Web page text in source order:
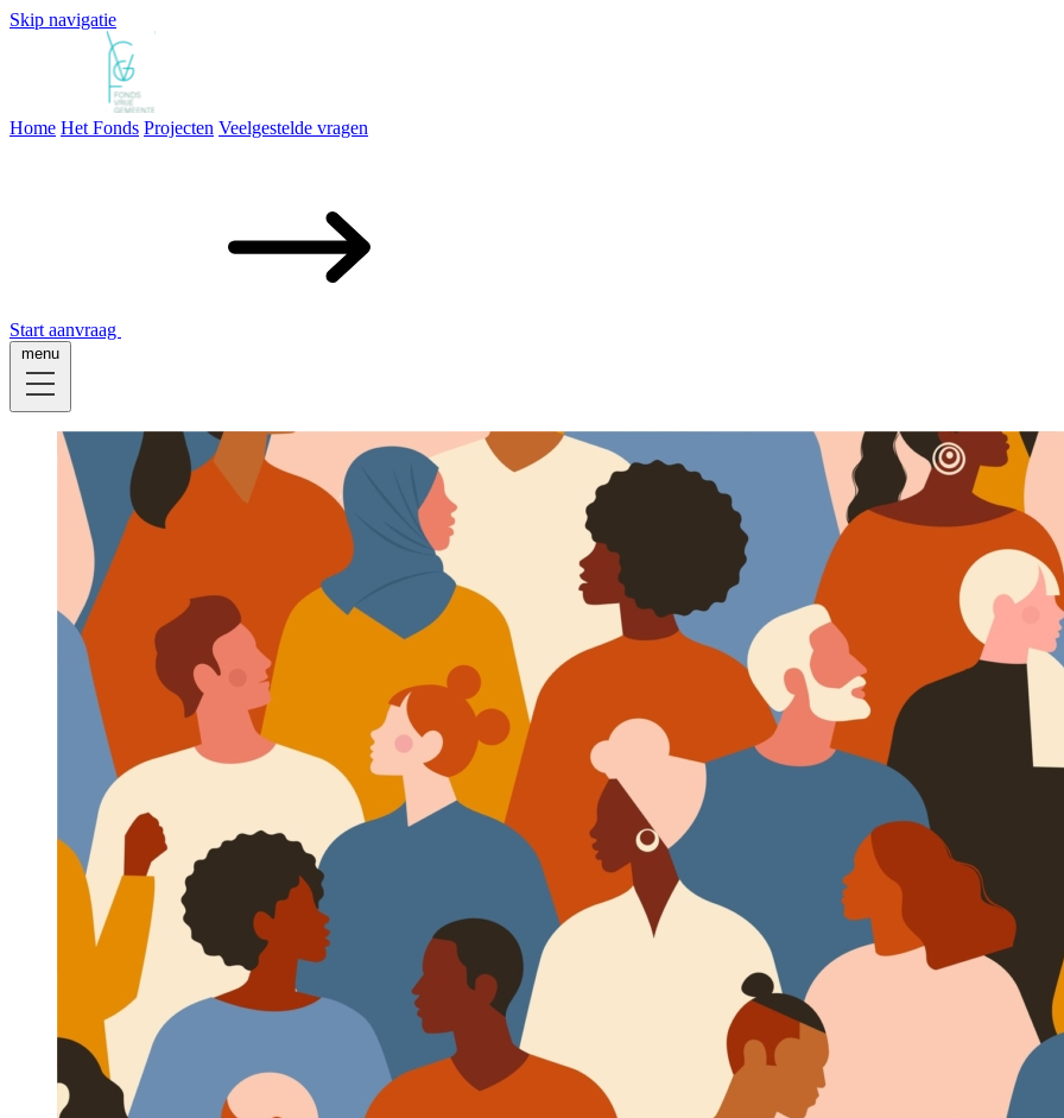
Skip navigatie
Home Het Fonds Projecten Veelgestelde vragen
Start aanvraag
menu